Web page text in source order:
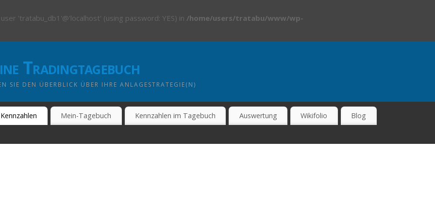
'tratabu_db1'@'localhost' (using password: YES) in /home/users/tratabu/www/wp-
Tradingtagebuch
SIE DEN ÜBERBLICK ÜBER IHRE ANLAGESTRATEGIE(N)
Kennzahlen Mein-Tagebuch Kennzahlen im Tagebuch Auswertung Wikifolio Blog